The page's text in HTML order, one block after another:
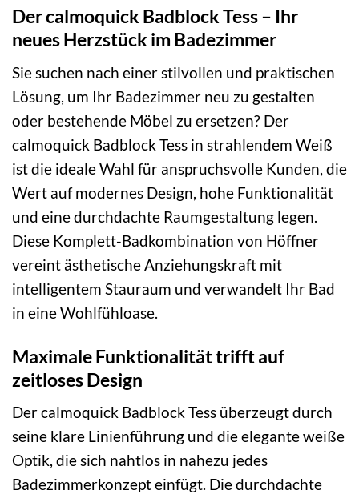
Der calmoquick Badblock Tess – Ihr
neues Herzstück im Badezimmer
Sie suchen nach einer stilvollen und praktischen
Lösung, um Ihr Badezimmer neu zu gestalten
oder bestehende Möbel zu ersetzen? Der
calmoquick Badblock Tess in strahlendem Weiß
ist die ideale Wahl für anspruchsvolle Kunden, die
Wert auf modernes Design, hohe Funktionalität
und eine durchdachte Raumgestaltung legen.
Diese Komplett-Badkombination von Höffner
vereint ästhetische Anziehungskraft mit
intelligentem Stauraum und verwandelt Ihr Bad
in eine Wohlfühloase.
Maximale Funktionalität trifft auf
zeitloses Design
Der calmoquick Badblock Tess überzeugt durch
seine klare Linienführung und die elegante weiße
Optik, die sich nahtlos in nahezu jedes
Badezimmerkonzept einfügt. Die durchdachte